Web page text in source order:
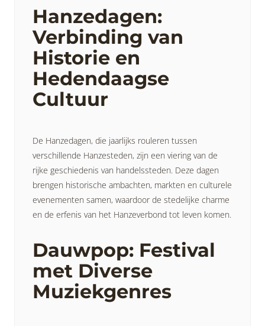
Hanzedagen:
Verbinding van
Historie en
Hedendaagse
Cultuur
De Hanzedagen, die jaarlijks rouleren tussen
verschillende Hanzesteden, zijn een viering van de
rijke geschiedenis van handelssteden. Deze dagen
brengen historische ambachten, markten en culturele
evenementen samen, waardoor de stedelijke charme
en de erfenis van het Hanzeverbond tot leven komen.
Dauwpop: Festival
met Diverse
Muziekgenres